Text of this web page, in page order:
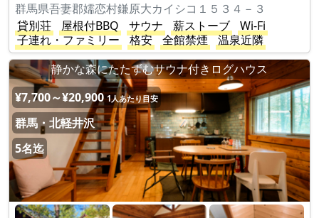
群馬県吾妻郡嬬恋村鎌原大カイシコ１５３４－３
貸別荘
屋根付BBQ サウナ 薪ストーブ
Wi-Fi
子連れ・ファミリー
格安 全館禁煙
温泉近隣
静かな森にたたずむサウナ付きログハウス
¥7,700～¥20,900 1人あたり目安
群馬・北軽井沢
5名迄